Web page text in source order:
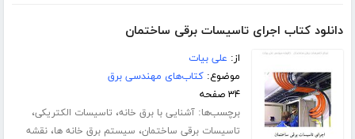
دانلود کتاب اجرای تاسیسات برقی ساختمان
از: علی بیات
موضوع:کتاب‌های مهندسی برق
۳۴ صفحه
برچسب‌ها:آشنایی با برق خانه، تاسیسات الکتریکی،
تاسیسات برقی ساختمان، سیستم برق خانه ها،نقشه